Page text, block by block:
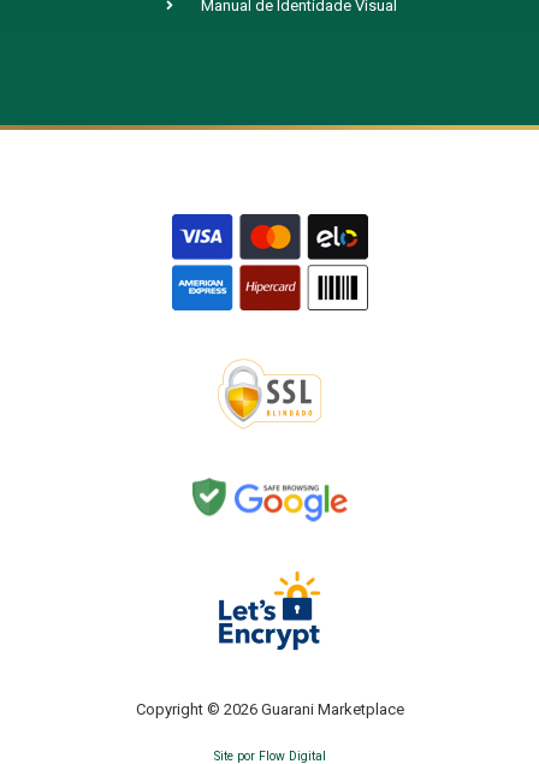
Manual de Identidade Visual
Copyright © 2026 Guarani Marketplace
Site por Flow Digital